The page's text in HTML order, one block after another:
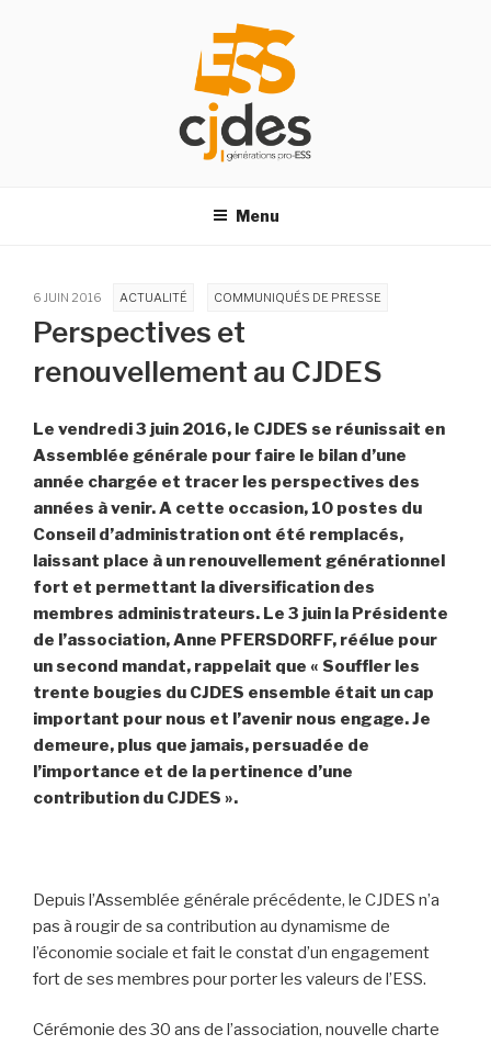
Menu
6 JUIN 2016 ACTUALITÉ COMMUNIQUÉS DE PRESSE
Perspectives et
renouvellement au CJDES
Le vendredi 3 juin 2016, le CJDES se réunissait en
Assemblée générale pour faire le bilan d’une
année chargée et tracer les perspectives des
années à venir. A cette occasion, 10 postes du
Conseil d’administration ont été remplacés,
laissant place à un renouvellement générationnel
fort et permettant la diversification des
membres administrateurs. Le 3 juin la Présidente
de l’association, Anne PFERSDORFF, réélue pour
un second mandat, rappelait que « Souffler les
trente bougies du CJDES ensemble était un cap
important pour nous et l’avenir nous engage. Je
demeure, plus que jamais, persuadée de
l’importance et de la pertinence d’une
contribution du CJDES ».
Depuis l’Assemblée générale précédente, le CJDES n’a
pas à rougir de sa contribution au dynamisme de
l’économie sociale et fait le constat d’un engagement
fort de ses membres pour porter les valeurs de l’ESS.
Cérémonie des 30 ans de l’association, nouvelle charte